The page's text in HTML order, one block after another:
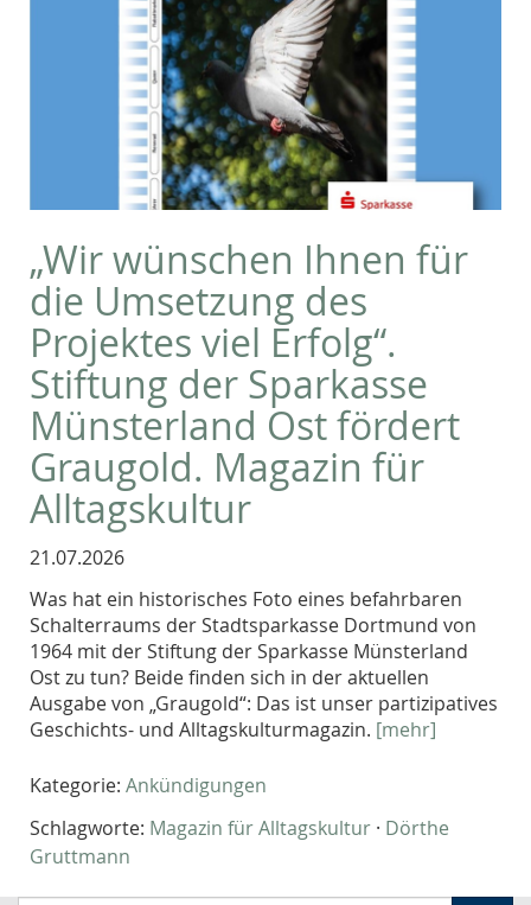
„Wir wünschen Ihnen für
die Umsetzung des
Projektes viel Erfolg“.
Stiftung der Sparkasse
Münsterland Ost fördert
Graugold. Magazin für
Alltagskultur
21.07.2026
Was hat ein historisches Foto eines befahrbaren
Schalterraums der Stadtsparkasse Dortmund von
1964 mit der Stiftung der Sparkasse Münsterland
Ost zu tun? Beide finden sich in der aktuellen
Ausgabe von „Graugold“: Das ist unser partizipatives
Geschichts- und Alltagskulturmagazin. [mehr]
Kategorie: Ankündigungen
Schlagworte: Magazin für Alltagskultur · Dörthe
Gruttmann